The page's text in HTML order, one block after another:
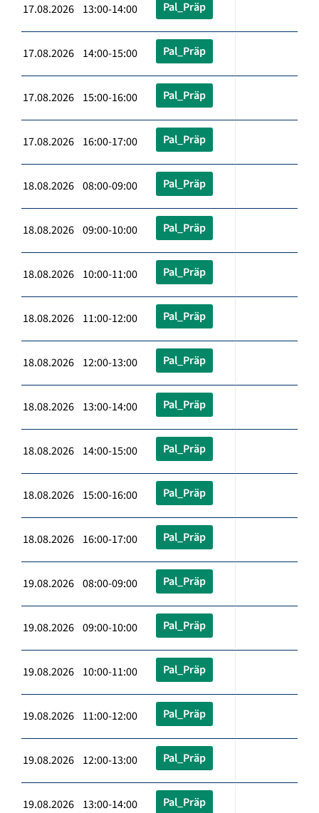
17.08.2026 13:00-14:00 Pal_Präp
17.08.2026 14:00-15:00 Pal_Präp
17.08.2026 15:00-16:00 Pal_Präp
17.08.2026 16:00-17:00 Pal_Präp
18.08.2026 08:00-09:00 Pal_Präp
18.08.2026 09:00-10:00 Pal_Präp
18.08.2026 10:00-11:00 Pal_Präp
18.08.2026 11:00-12:00 Pal_Präp
18.08.2026 12:00-13:00 Pal_Präp
18.08.2026 13:00-14:00 Pal_Präp
18.08.2026 14:00-15:00 Pal_Präp
18.08.2026 15:00-16:00 Pal_Präp
18.08.2026 16:00-17:00 Pal_Präp
19.08.2026 08:00-09:00 Pal_Präp
19.08.2026 09:00-10:00 Pal_Präp
19.08.2026 10:00-11:00 Pal_Präp
19.08.2026 11:00-12:00 Pal_Präp
19.08.2026 12:00-13:00 Pal_Präp
19.08.2026 13:00-14:00 Pal_Präp